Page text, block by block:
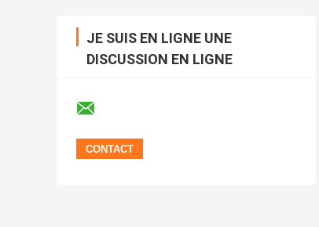
JE SUIS EN LIGNE UNE
DISCUSSION EN LIGNE